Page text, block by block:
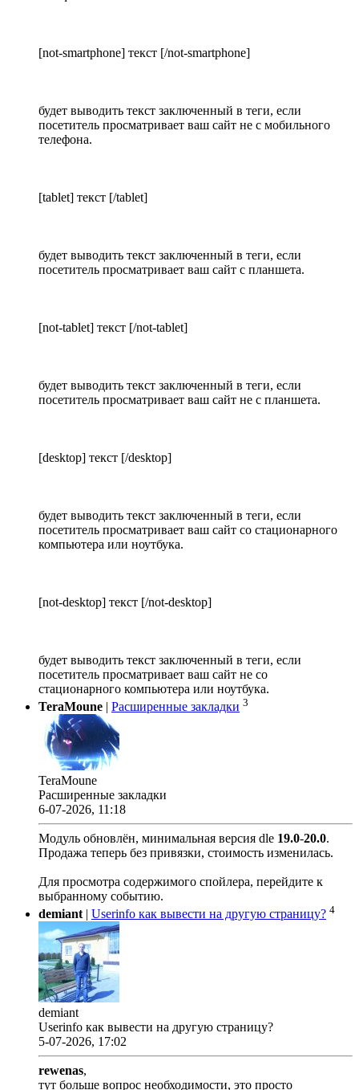
[not-smartphone] текст [/not-smartphone]
будет выводить текст заключенный в теги, если
посетитель просматривает ваш сайт не с мобильного
телефона.
[tablet] текст [/tablet]
будет выводить текст заключенный в теги, если
посетитель просматривает ваш сайт с планшета.
[not-tablet] текст [/not-tablet]
будет выводить текст заключенный в теги, если
посетитель просматривает ваш сайт не с планшета.
[desktop] текст [/desktop]
будет выводить текст заключенный в теги, если
посетитель просматривает ваш сайт со стационарного
компьютера или ноутбука.
[not-desktop] текст [/not-desktop]
будет выводить текст заключенный в теги, если
посетитель просматривает ваш сайт не со
стационарного компьютера или ноутбука.
TeraMoune | Расширенные закладки 3
TeraMoune
Расширенные закладки
6-07-2026, 11:18
Модуль обновлён, минимальная версия dle 19.0-20.0.
Продажа теперь без привязки, стоимость изменилась.
Для просмотра содержимого спойлера, перейдите к
выбранному событию.
demiant | Userinfo как вывести на другую страницу? 4
demiant
Userinfo как вывести на другую страницу?
5-07-2026, 17:02
rewenas,
тут больше вопрос необходимости, это просто